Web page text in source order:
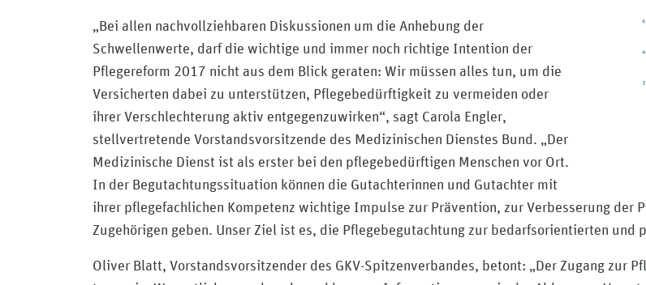
„Bei allen nachvollziehbaren Diskussionen um die Anhebung der
Schwellenwerte, darf die wichtige und immer noch richtige Intention der
Pflegereform 2017 nicht aus dem Blick geraten: Wir müssen alles tun, um die
Versicherten dabei zu unterstützen, Pflegebedürftigkeit zu vermeiden oder
ihrer Verschlechterung aktiv entgegenzuwirken“, sagt Carola Engler,
stellvertretende Vorstandsvorsitzende des Medizinischen Dienstes Bund. „Der
Medizinische Dienst ist als erster bei den pflegebedürftigen Menschen vor Ort.
In der Begutachtungssituation können die Gutachterinnen und Gutachter mit
ihrer pflegefachlichen Kompetenz wichtige Impulse zur Prävention, zur Verbesserung der
Zugehörigen geben. Unser Ziel ist es, die Pflegebegutachtung zur bedarfsorientierten
Oliver Blatt, Vorstandsvorsitzender des GKV-Spitzenverbandes, betont: „Der Zugang zur